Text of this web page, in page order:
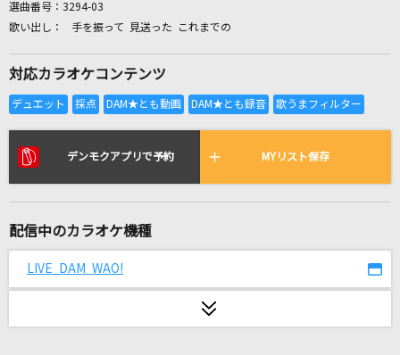
全国りれき
リアルタイムで歌われている曲の一覧
[生音]ツキミソウ
[生音]カブトムシ
選曲番号： 3294-03
手を振って 見送った これまでの
対応カラオケコンテンツ
デンモクアプリで予約 MYリスト保存
配信中のカラオケ機種
LIVE DAM WAO!